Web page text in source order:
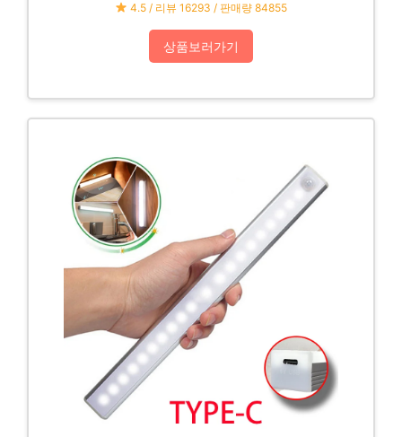
4.5 / 리뷰 16293 / 판매량 84855
상품보러가기